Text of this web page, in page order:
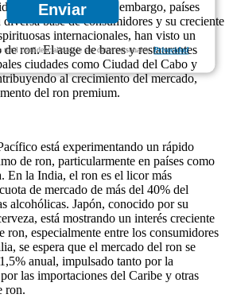
Enviar
total confidencialidad de sus datos personales.Privacidad
no alcohólicas. Sin embargo, países
base de consumidores y su creciente
internacionales, han visto un
ron. El auge de bares y restaurantes
ciudades como Ciudad del Cabo y
al crecimiento del mercado,
del ron premium.
está experimentando un rápido
de ron, particularmente en países como
En la India, el ron es el licor más
de mercado de más del 40% del
alcohólicas. Japón, conocido por su
está mostrando un interés creciente
ron, especialmente entre los consumidores
se espera que el mercado del ron se
anual, impulsado tanto por la
las importaciones del Caribe y otras
ron.